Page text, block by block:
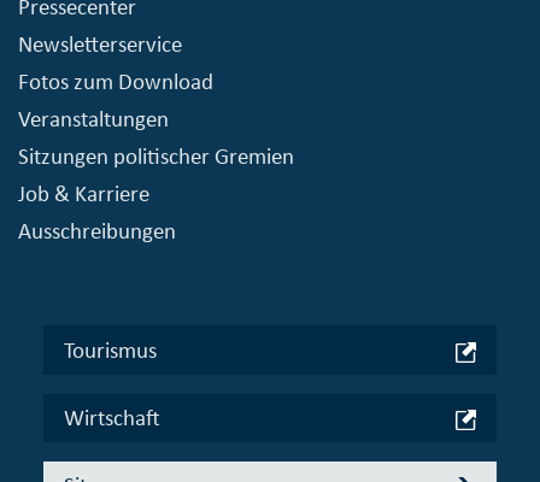
Pressecenter
Newsletterservice
Fotos zum Download
Veranstaltungen
Sitzungen politischer Gremien
Job & Karriere
Ausschreibungen
Tourismus
Wirtschaft